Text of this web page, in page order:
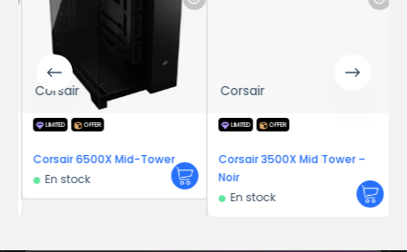
Corsair
LIMITED OFFER
Corsair 6500X Mid-Tower
En stock
Corsair
LIMITED OFFER
Corsair 3500X Mid Tower –
Noir
En stock